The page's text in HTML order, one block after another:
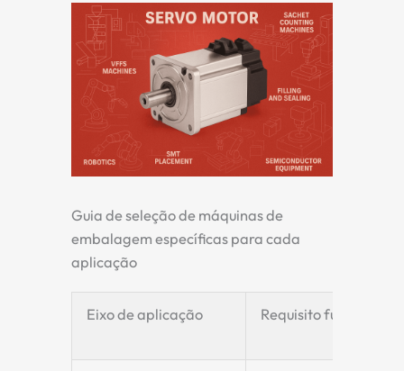
Guia de seleção de máquinas de
embalagem específicas para cada
aplicação
Eixo de aplicação Requisito